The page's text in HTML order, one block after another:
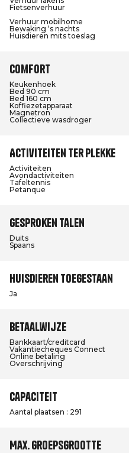
Fietsenverhuur
Verhuur mobilhome
Bewaking ‘s nachts
Huisdieren mits toeslag
Comfort
Keukenhoek
Bed 90 cm
Bed 160 cm
Koffiezetapparaat
Magnetron
Collectieve wasdroger
Activiteiten ter plekke
Activiteiten
Avondactiviteiten
Tafeltennis
Petanque
Gesproken talen
Duits
Spaans
Huisdieren toegestaan
Ja
Betaalwijze
Bankkaart/creditcard
Vakantiecheques Connect
Online betaling
Overschrijving
Capaciteit
Aantal plaatsen : 291
Max. groepsgrootte